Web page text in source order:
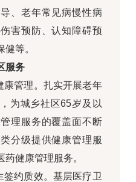
、老年常见病慢性病
害预防、认知障碍预
等。
服务
康管理。扎实开展老年
为城乡社区65岁及以
理服务的覆盖面不断
分级提供健康管理服
健康管理服务。
签约质效。基层医疗卫